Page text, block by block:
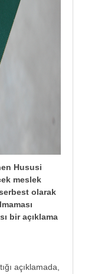
Hususi
meslek
olarak
bir açıklama
açıklamada,